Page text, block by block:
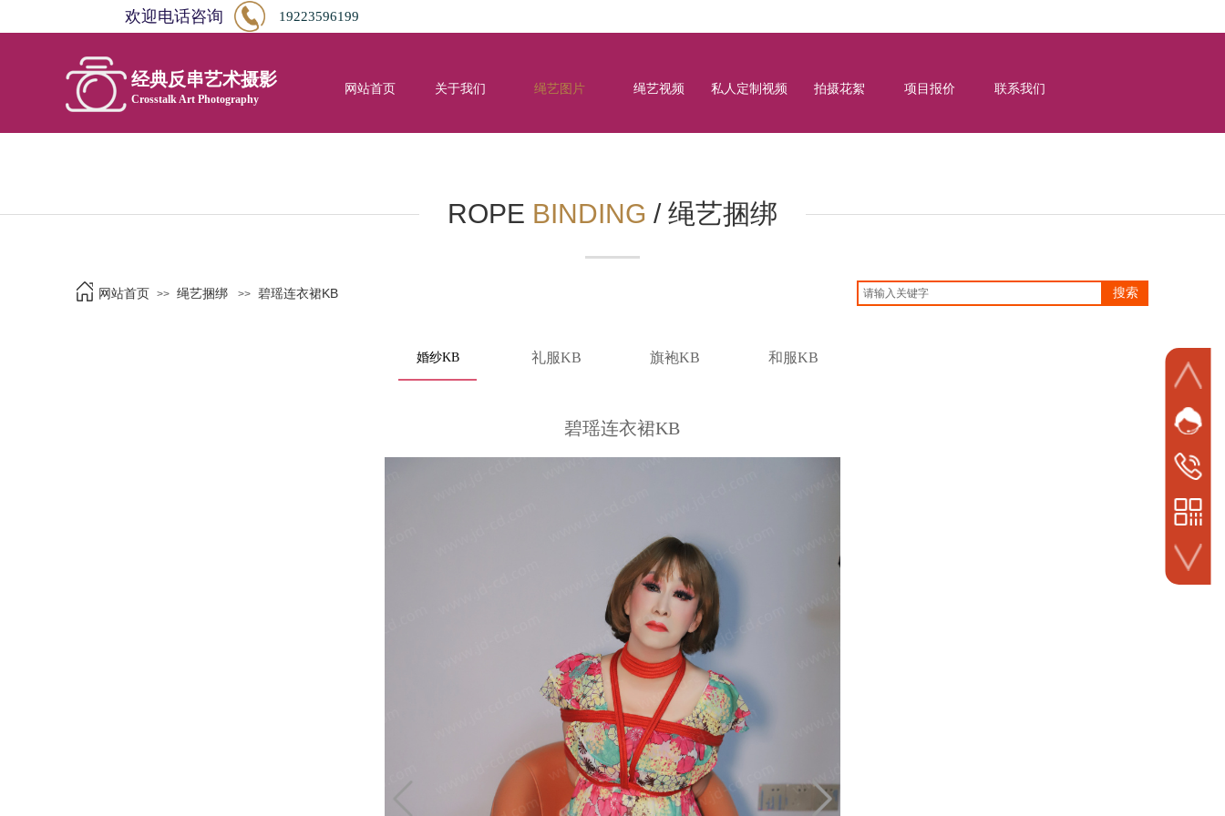
19223596199
欢迎电话咨询
网站首页 关于我们 绳艺图片 绳艺视频 私人定制视频 拍摄花絮 项目报价 联系我们
经典反串艺术摄影
Crosstalk Art Photography
ROPE BINDING /绳艺捆绑
网站首页 >> 绳艺捆绑 >> 碧瑶连衣裙KB 搜索
婚纱KB 礼服KB 旗袍KB 和服KB
碧瑶连衣裙KB 网站客
手机号码